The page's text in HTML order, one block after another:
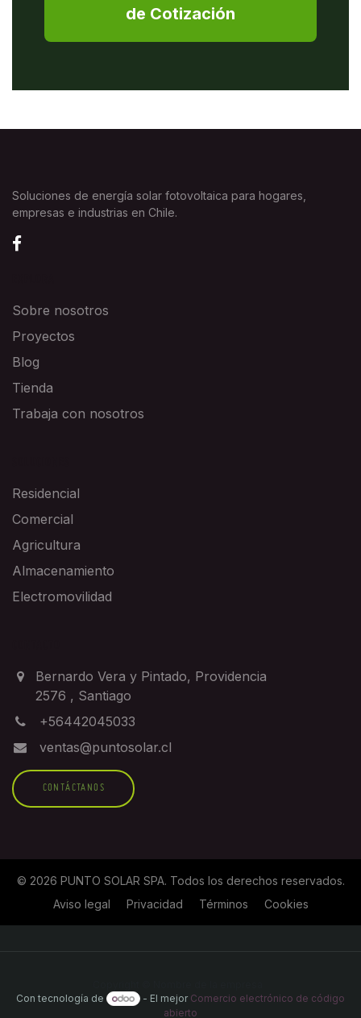
de Cotización
Soluciones de energía solar fotovoltaica para hogares,
empresas e industrias en Chile.
Sobre nosotros
Proyectos
Blog
Tienda
Trabaja con nosotros
Residencial
Comercial
Agricultura
Almacenamiento
Electromovilidad
Bernardo Vera y Pintado, Providencia
2576 , Santiago
+56442045033
ventas@puntosolar.cl
CONTÁCTANOS
© 2026 PUNTO SOLAR SPA. Todos los derechos reservados.
Aviso legal
Privacidad Términos Cookies
Con tecnología de
- El mejor Comercio electrónico de código
abierto